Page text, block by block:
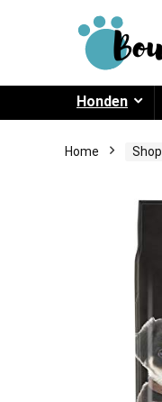
Honden
Home Shop